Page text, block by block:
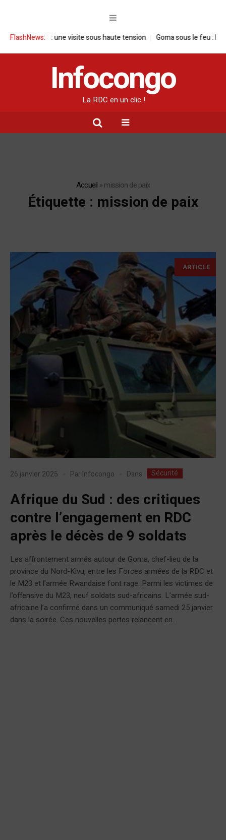
FlashNews:
RDC : une visite sous haute tension Goma sous le feu : la
Infocongo
La RDC en un clic !
Accueil »mission de paix
Étiquette : mission de paix
ARTICLE
26 janvier 2025 Par Infocongo Dans Sécurité
Afrique du Sud : des critiques
contre l’engagement en RDC
après le décès de 9 soldats
Les affrontement armés autour de Goma, chef-lieu de la
province du Nord-Kivu, entre les Forces armées de la RDC et
le M23 et l’armée Rwandaise font rage. Parmi les victimes de
l’offensive du M23, neuf soldats sud-africains. L’armée sud-
africaine l’a confirmé dans un communiqué samedi 25 janvier
dans la soirée. Ces nouvelles pertes relancent en...